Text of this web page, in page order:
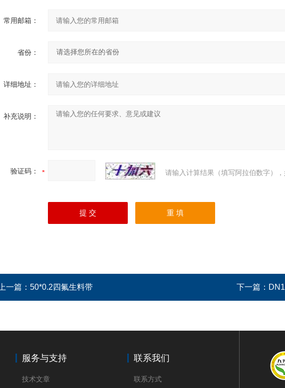
常用邮箱：
省份：
详细地址：
补充说明：
验证码： 请输入计算结果（填写阿拉伯数字）
一篇： 50*0.2四氟生料带 下一篇：
服务与支持
技术文章
联系我们
联系方式